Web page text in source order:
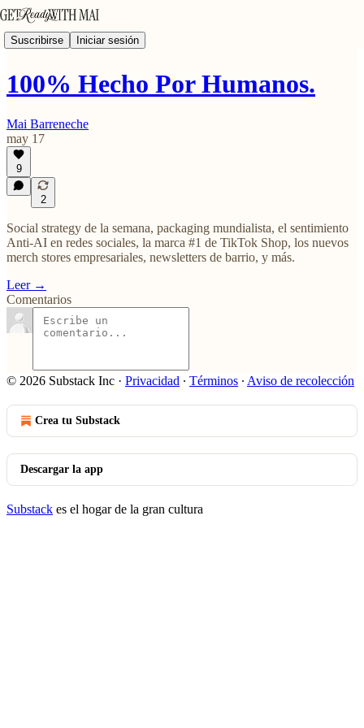
Suscribirse Iniciar sesión
100% Hecho Por Humanos.
Mai Barreneche
may 17
9
2
Social strategy de la semana, packaging mundialista, el sentimiento
Anti-AI en redes sociales, la marca #1 de TikTok Shop, los nuevos
merch stores empresariales, newsletters de barrio, y más.
Leer →
Comentarios
© 2026 Substack Inc · Privacidad ∙ Términos ∙ Aviso de recolección
Crea tu Substack
Descargar la app
Substack es el hogar de la gran cultura